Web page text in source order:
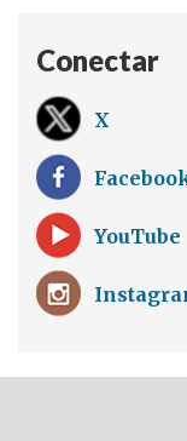
Conectar
X
YouTube